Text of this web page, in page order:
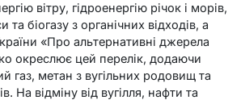
вітру, гідроенергію річок і морів,
біогазу з органічних відходів, а
«Про альтернативні джерела
окреслює цей перелік, додаючи
газ, метан з вугільних родовищ та
На відміну від вугілля, нафти та